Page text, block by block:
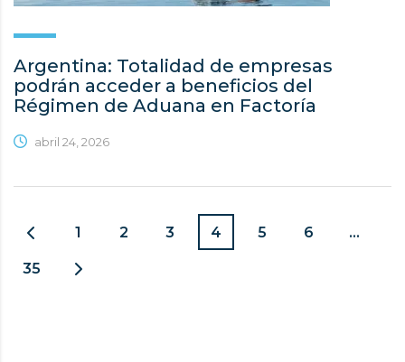
Argentina: Totalidad de empresas
podrán acceder a beneficios del
Régimen de Aduana en Factoría
abril 24, 2026
1 2 3 4 5 6 …
35